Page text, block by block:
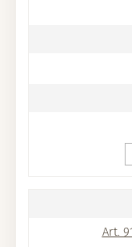
Art.